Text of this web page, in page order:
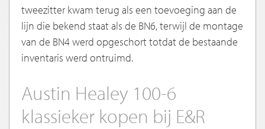
tweezitter kwam terug als een toevoeging aan de
lijn die bekend staat als de BN6, terwijl de montage
van de BN4 werd opgeschort totdat de bestaande
inventaris werd ontruimd.
Austin Healey 100-6
klassieker kopen bij E&R